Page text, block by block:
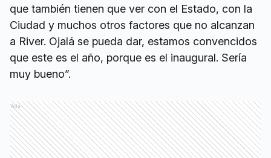
que también tienen que ver con el Estado, con la
Ciudad y muchos otros factores que no alcanzan
a River. Ojalá se pueda dar, estamos convencidos
que este es el año, porque es el inaugural. Sería
muy bueno”.
Ads